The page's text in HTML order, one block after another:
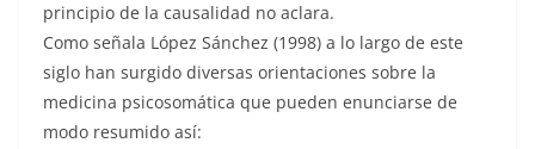
principio de la causalidad no aclara.
Como señala López Sánchez (1998) a lo largo de este
siglo han surgido diversas orientaciones sobre la
medicina psicosomática que pueden enunciarse de
modo resumido así: